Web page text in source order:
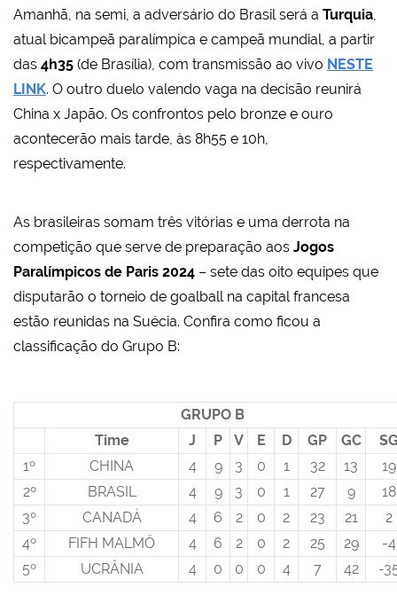
Amanhã, na semi, a adversário do Brasil será a Turquia,
atual bicampeã paralímpica e campeã mundial, a partir
das 4h35 (de Brasília), com transmissão ao vivo NESTE
LINK. O outro duelo valendo vaga na decisão reunirá
China x Japão. Os confrontos pelo bronze e ouro
acontecerão mais tarde, às 8h55 e 10h,
respectivamente.
As brasileiras somam três vitórias e uma derrota na
competição que serve de preparação aos Jogos
Paralímpicos de Paris 2024 – sete das oito equipes que
disputarão o torneio de goalball na capital francesa
estão reunidas na Suécia. Confira como ficou a
classificação do Grupo B:
GRUPO B
Time
J P V E D GP GC
1º
CHINA 4 9 3 0 1 32 13
19
2º
BRASIL 4 9 3 0 1 27 9
18
3º
CANADÁ 4 6 2 0 2 23 21
2
4º
FIFH MALMÖ 4 6 2 0 2 25 29
-4
5º
UCRÂNIA 4 0 0 0 4 7 42 -